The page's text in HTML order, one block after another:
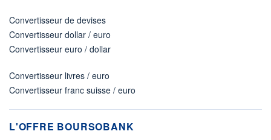
Convertisseur de devises
Convertisseur dollar / euro
Convertisseur euro / dollar
Convertisseur livres / euro
Convertisseur franc suisse / euro
L'OFFRE BOURSOBANK